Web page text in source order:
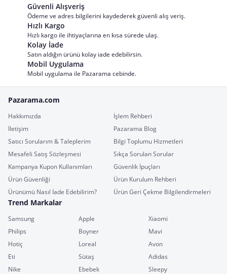
Güvenli Alışveriş
Ödeme ve adres bilgilerini kaydederek güvenli alış veriş.
Hızlı Kargo
Hızlı kargo ile ihtiyaçlarına en kısa sürede ulaş.
Kolay İade
Satın aldığın ürünü kolay iade edebilirsin.
Mobil Uygulama
Mobil uygulama ile Pazarama cebinde.
Pazarama.com
Hakkımızda
İşlem Rehberi
İletişim
Pazarama Blog
Satıcı Sorularım & Taleplerim
Bilgi Toplumu Hizmetleri
Mesafeli Satış Sözleşmesi
Sıkça Sorulan Sorular
Kampanya Kupon Kullanımları
Güvenlik İpuçları
Ürün Güvenliği
Ürün Kurulum Rehberi
Ürünümü Nasıl İade Edebilirim?
Ürün Geri Çekme Bilgilendirmeleri
Trend Markalar
Samsung Apple
Xiaomi
Philips
Boyner
Mavi
Hotiç
Loreal
Avon
Eti
Sütaş
Adidas
Nike
Ebebek
Sleepy